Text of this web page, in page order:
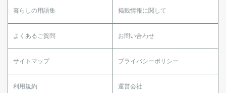
暮らしの用語集 掲載情報に関して
よくあるご質問 お問い合わせ
サイトマップ プライバシーポリシー
利用規約 運営会社